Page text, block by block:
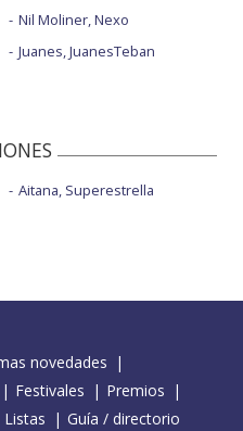
Nil Moliner, Nexo
Juanes, JuanesTeban
Aitana, Superestrella
novedades
Festivales
Premios
Listas Guía / directorio